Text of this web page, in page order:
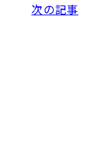
次の記事